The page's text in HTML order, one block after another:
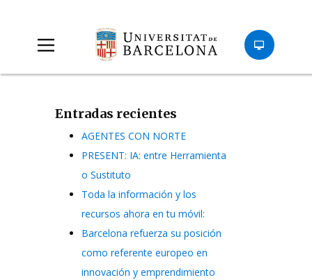
Entradas recientes
AGENTES CON NORTE
PRESENT: IA: entre Herramienta
o Sustituto
Toda la información y los
recursos ahora en tu móvil:
Barcelona refuerza su posición
como referente europeo en
innovación y emprendimiento